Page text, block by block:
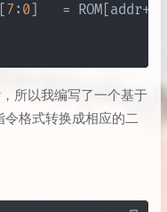
7 : 0 ]   = ROM[addr+
所以我编写了一个基于
格式转换成相应的二